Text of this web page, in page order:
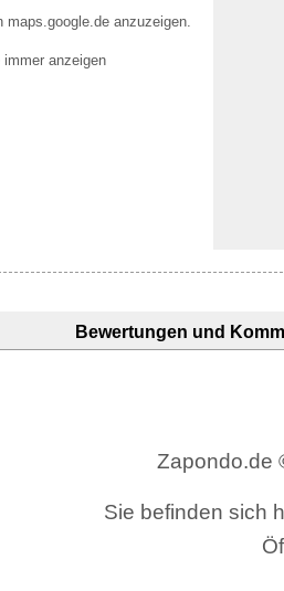
anzuzeigen.
immer anzeigen
Bewertungen und
Zapondo.de
Sie befinden sich